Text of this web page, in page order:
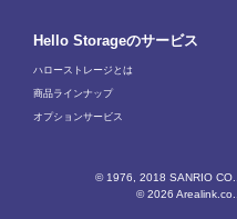
Hello Storageのサービス
ハローストレージとは
商品ラインナップ
オプションサービス
© 1976, 2018 SANRIO
© 2026